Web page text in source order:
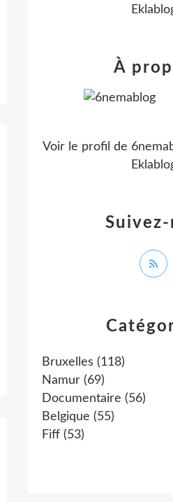
Bruxelles (118)
Namur (69)
Documentaire (56)
Belgique (55)
Fiff (53)
Suivez-
À
Voir le profil de